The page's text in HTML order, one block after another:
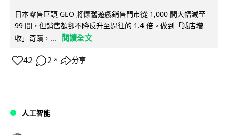
日本零售巨頭 GEO 將懷舊遊戲銷售門市從 1,000 間大幅減至
99 間，但銷售額卻不降反升至過往的 1.4 倍。做到「減店增
收」奇蹟，...
閱讀全文
42 2 ↗ 分享
人工智能